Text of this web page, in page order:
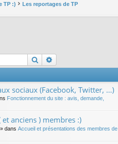
TP :) Les reportages de TP
Rechercher
sociaux (Facebook, Twitter, ...)
Fonctionnement du site : avis, demande,
anciens ) membres :)
» dans Accueil et présentations des membres de